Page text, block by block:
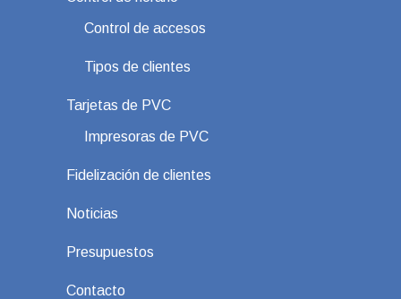
Control de accesos
Tipos de clientes
Tarjetas de PVC
Impresoras de PVC
Fidelización de clientes
Noticias
Presupuestos
Contacto